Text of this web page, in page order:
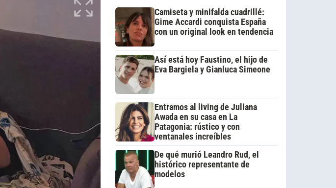
Camiseta y minifalda cuadrillé:
Gime Accardi conquista España
con un original look en tendencia
Así está hoy Faustino, el hijo de
Eva Bargiela y Gianluca Simeone
Entramos al living de Juliana
Awada en su casa en La
Patagonia: rústico y con
ventanales increíbles
De qué murió Leandro Rud, el
histórico representante de
modelos